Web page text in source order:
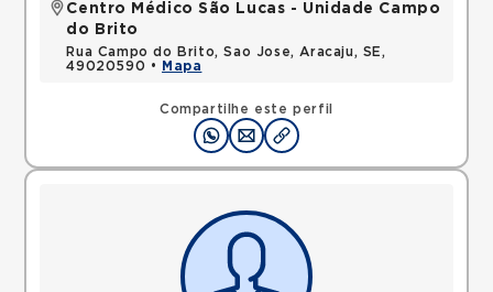
Compartilhe este perfil
Centro Médico São Lucas - Unidade Campo
do Brito
Rua Campo do Brito, Sao Jose, Aracaju, SE,
49020590 •
Mapa